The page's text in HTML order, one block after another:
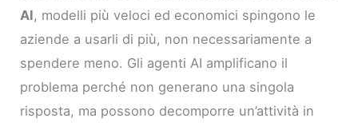
AI, modelli più veloci ed economici spingono le
aziende a usarli di più, non necessariamente a
spendere meno. Gli agenti AI amplificano il
problema perché non generano una singola
risposta, ma possono decomporre un’attività in